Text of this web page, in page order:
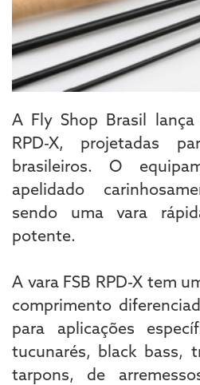
A Fly Shop Brasil
RPD-X, projetadas
brasileiros. O
apelidado
sendo uma vara
potente.
A vara FSB RPD-X tem
comprimento
para aplicações
tucunarés, black bass,
tarpons, de